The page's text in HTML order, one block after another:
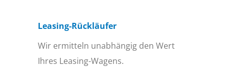
Leasing-Rückläufer
Wir ermitteln unabhängig den Wert
Ihres Leasing-Wagens.